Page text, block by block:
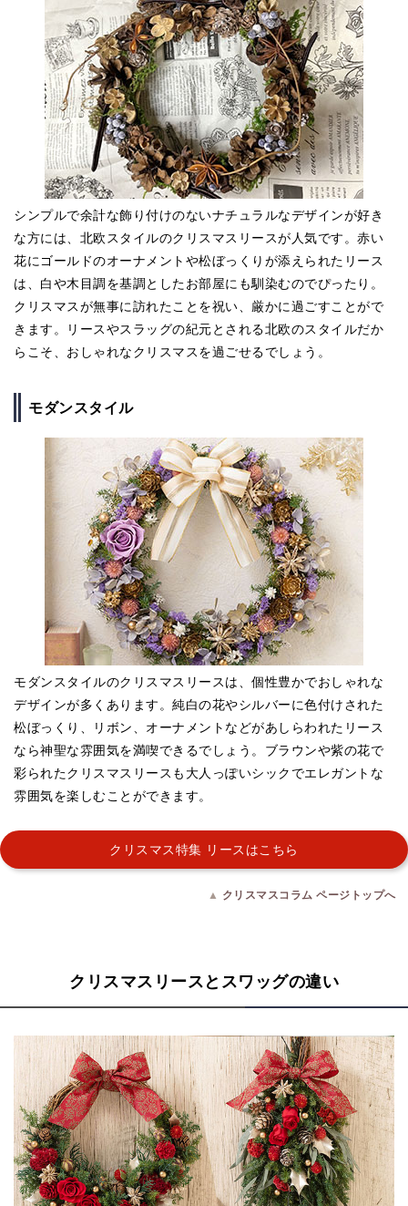
シンプルで余計な飾り付けのないナチュラルなデザインが好き
な方には、北欧スタイルのクリスマスリースが人気です。赤い
花にゴールドのオーナメントや松ぼっくりが添えられたリース
は、白や木目調を基調としたお部屋にも馴染むのでぴったり。
クリスマスが無事に訪れたことを祝い、厳かに過ごすことがで
きます。リースやスラッグの紀元とされる北欧のスタイルだか
らこそ、おしゃれなクリスマスを過ごせるでしょう。
モダンスタイル
モダンスタイルのクリスマスリースは、個性豊かでおしゃれな
デザインが多くあります。純白の花やシルバーに色付けされた
松ぼっくり、リボン、オーナメントなどがあしらわれたリース
なら神聖な雰囲気を満喫できるでしょう。ブラウンや紫の花で
彩られたクリスマスリースも大人っぽいシックでエレガントな
雰囲気を楽しむことができます。
クリスマス特集 リースはこちら
▲ クリスマスコラム ページトップへ
クリスマスリースとスワッグの違い